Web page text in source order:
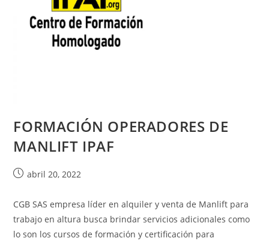
FORMACIÓN OPERADORES DE
MANLIFT IPAF
abril 20, 2022
CGB SAS empresa líder en alquiler y venta de Manlift para
trabajo en altura busca brindar servicios adicionales como
lo son los cursos de formación y certificación para